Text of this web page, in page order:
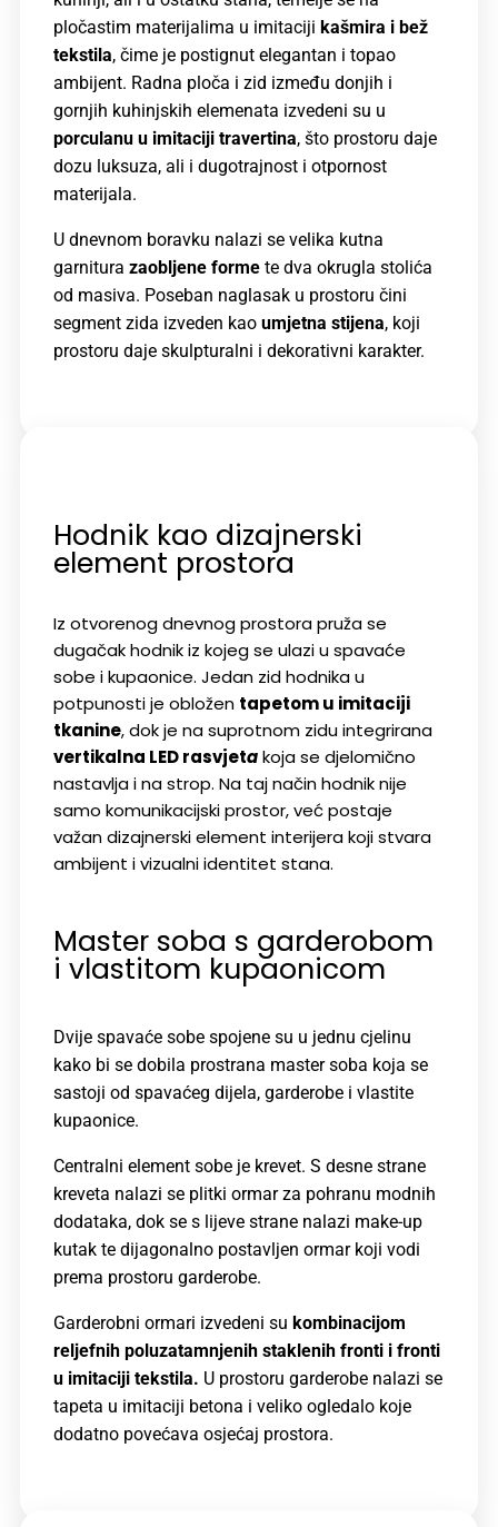
pločastim materijalima u imitaciji kašmira i bež
tekstila, čime je postignut elegantan i topao
ambijent. Radna ploča i zid između donjih i
gornjih kuhinjskih elemenata izvedeni su u
porculanu u imitaciji travertina, što prostoru daje
dozu luksuza, ali i dugotrajnost i otpornost
materijala.
U dnevnom boravku nalazi se velika kutna
garnitura zaobljene forme te dva okrugla stolića
od masiva. Poseban naglasak u prostoru čini
segment zida izveden kao umjetna stijena, koji
prostoru daje skulpturalni i dekorativni karakter.
Hodnik kao dizajnerski
element prostora
Iz otvorenog dnevnog prostora pruža se
dugačak hodnik iz kojeg se ulazi u spavaće
sobe i kupaonice. Jedan zid hodnika u
potpunosti je obložen tapetom u imitaciji
tkanine, dok je na suprotnom zidu integrirana
vertikalna LED rasvjetakoja se djelomično
nastavlja i na strop. Na taj način hodnik nije
samo komunikacijski prostor, već postaje
važan dizajnerski element interijera koji stvara
ambijent i vizualni identitet stana.
Master soba s garderobom
i vlastitom kupaonicom
Dvije spavaće sobe spojene su u jednu cjelinu
kako bi se dobila prostrana master soba koja se
sastoji od spavaćeg dijela, garderobe i vlastite
kupaonice.
Centralni element sobe je krevet. S desne strane
kreveta nalazi se plitki ormar za pohranu modnih
dodataka, dok se s lijeve strane nalazi make-up
kutak te dijagonalno postavljen ormar koji vodi
prema prostoru garderobe.
Garderobni ormari izvedeni su kombinacijom
reljefnih poluzatamnjenih staklenih fronti i fronti
u imitaciji tekstila. U prostoru garderobe nalazi se
tapeta u imitaciji betona i veliko ogledalo koje
dodatno povećava osjećaj prostora.